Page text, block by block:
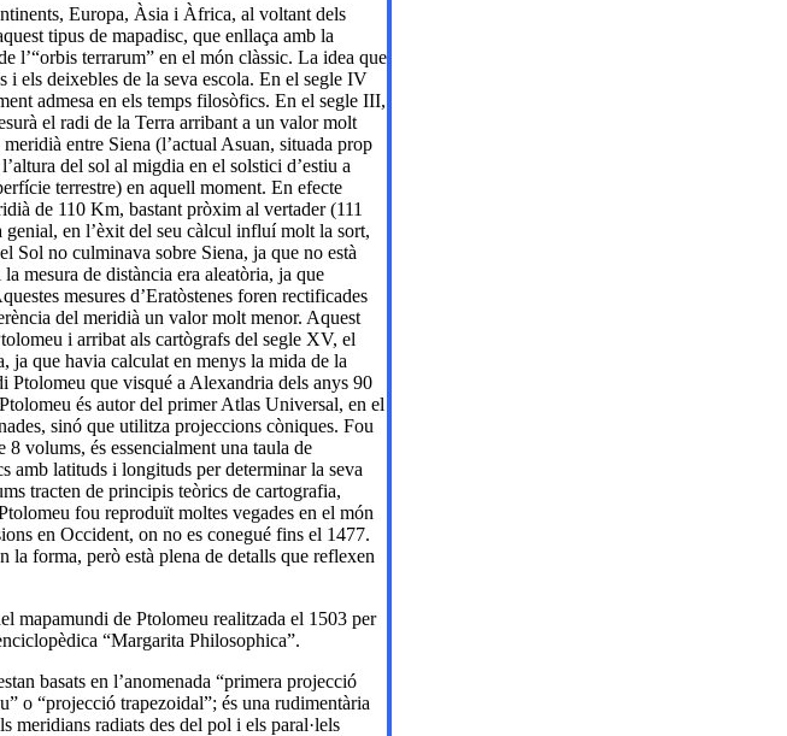
Europa, Àsia i Àfrica, al voltant dels
tipus de mapadisc, que enllaça amb la
l’“orbis terrarum” en el món clàssic. La idea que
i els deixebles de la seva escola. En el segle IV
admesa en els temps filosòfics. En el segle III,
el radi de la Terra arribant a un valor molt
entre Siena (l’actual Asuan, situada prop
del sol al migdia en el solstici d’estiu a
terrestre) en aquell moment. En efecte
de 110 Km, bastant pròxim al vertader (111
genial, en l’èxit del seu càlcul influí molt la sort,
Sol no culminava sobre Siena, ja que no està
mesura de distància era aleatòria, ja que
mesures d’Eratòstenes foren rectificades
del meridià un valor molt menor. Aquest
i arribat als cartògrafs del segle XV, el
que havia calculat en menys la mida de la
Ptolomeu que visqué a Alexandria dels anys 90
és autor del primer Atlas Universal, en el
sinó que utilitza projeccions còniques. Fou
volums, és essencialment una taula de
amb latituds i longituds per determinar la seva
tracten de principis teòrics de cartografia,
fou reproduït moltes vegades en el món
en Occident, on no es conegué fins el 1477.
la forma, però està plena de detalls que reflexen
mapamundi de Ptolomeu realitzada el 1503 per
“Margarita Philosophica”.
basats en l’anomenada “primera projecció
o “projecció trapezoidal”; és una rudimentària
meridians radiats des del pol i els paral·lels